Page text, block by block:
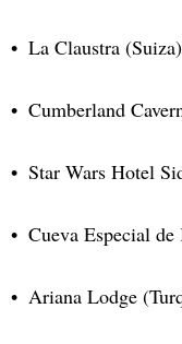
La Claustra (Suiza)
Cumberland
Star Wars Hotel
Cueva Especial
Ariana Lodge